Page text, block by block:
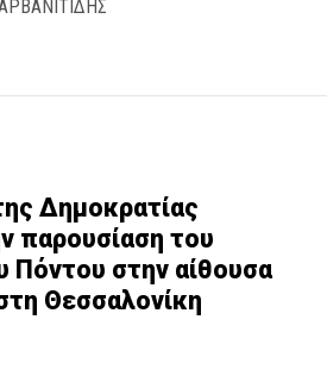
Δημοκρατίας
παρουσίαση του
Πόντου στην αίθουσα
Θεσσαλονίκη